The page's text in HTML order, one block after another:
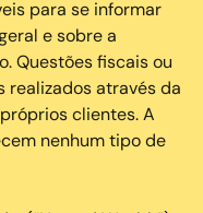
para se informar
e sobre a
Questões fiscais ou
realizados através da
clientes. A
nenhum tipo de